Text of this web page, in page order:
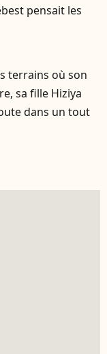
pensait les
terrains où son
sa fille Hiziya
dans un tout